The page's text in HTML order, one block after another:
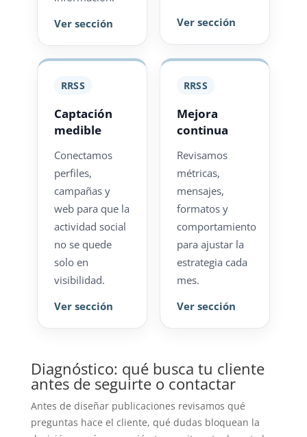
Ver sección Ver sección
RRSS
Captación
medible
Conectamos
perfiles,
campañas y
web para que la
actividad social
no se quede
solo en
visibilidad.
Ver sección
RRSS
Mejora
continua
Revisamos
métricas,
mensajes,
formatos y
comportamiento
para ajustar la
estrategia cada
mes.
Ver sección
Diagnóstico: qué busca tu cliente
antes de seguirte o contactar
Antes de diseñar publicaciones revisamos qué
preguntas hace el cliente, qué dudas bloquean la